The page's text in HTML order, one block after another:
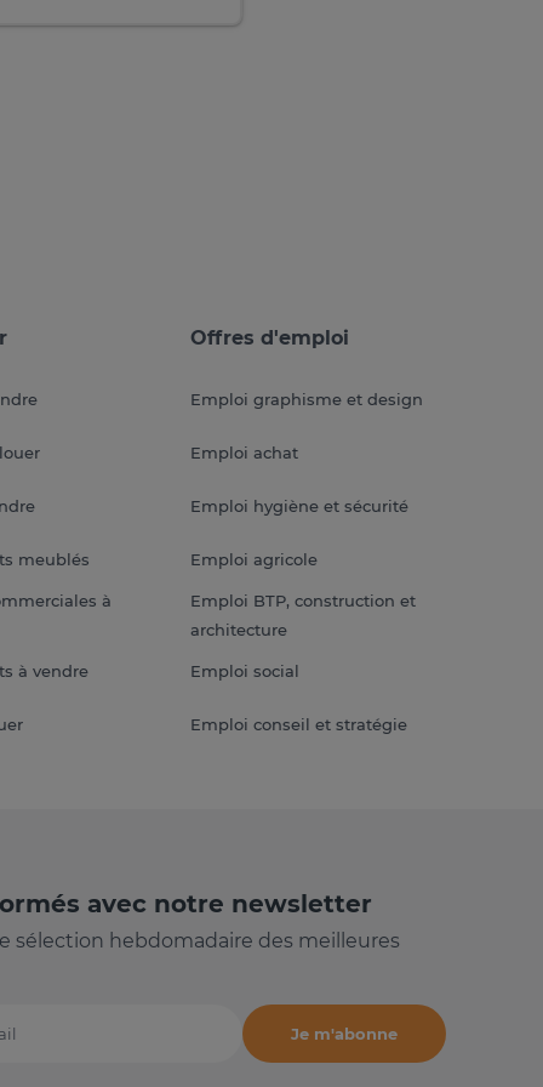
meublés
à
à vendre
Offres d'emploi
Emploi graphisme et design
Emploi achat
Emploi hygiène et sécurité
Emploi agricole
Emploi BTP, construction et
architecture
Emploi social
Emploi conseil et stratégie
avec notre newsletter
sélection hebdomadaire des meilleures
Je m'abonne